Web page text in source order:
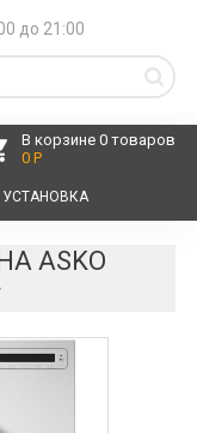
до 21:00
В корзине 0 товаров
0 Р
УСТАНОВКА
ASKO